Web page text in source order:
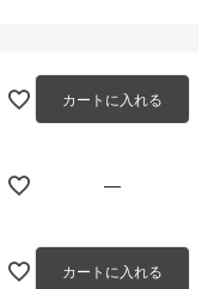
カートに入れる
—
カートに入れる